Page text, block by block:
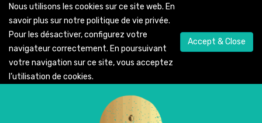
Nous utilisons les cookies sur ce site web. En
savoir plus sur notre politique de vie privée.
Pour les désactiver, configurez votre
navigateur correctement. En poursuivant
votre navigation sur ce site, vous acceptez
l’utilisation de cookies.
Accept & Close